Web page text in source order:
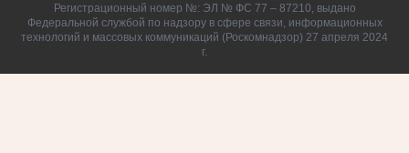
Регистрационный номер №: ЭЛ № ФС 77 – 87210, выдано
Федеральной службой по надзору в сфере связи, информационных
технологий и массовых коммуникаций (Роскомнадзор) 27 апреля 2024
г.